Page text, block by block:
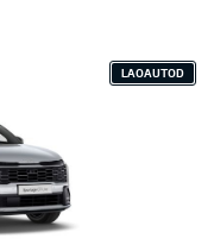
LAOAUTOD